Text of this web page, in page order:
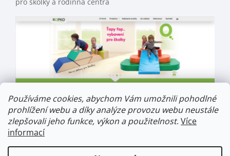
Používáme cookies, abychom Vám umožnili pohodlné
prohlížení webu a díky analýze provozu webu neustále
zlepšovali jeho funkce, výkon a použitelnost. Více
informací